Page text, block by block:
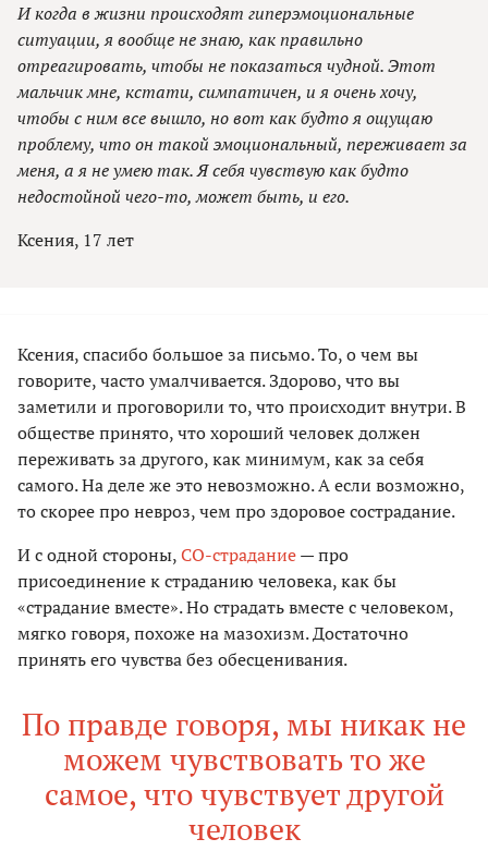
И когда в жизни происходят гиперэмоциональные
ситуации, я вообще не знаю, как правильно
отреагировать, чтобы не показаться чудной. Этот
мальчик мне, кстати, симпатичен, и я очень хочу,
чтобы с ним все вышло, но вот как будто я ощущаю
проблему, что он такой эмоциональный, переживает за
меня, а я не умею так. Я себя чувствую как будто
недостойной чего-то, может быть, и его.
Ксения, 17 лет
Ксения, спасибо большое за письмо. То, о чем вы
говорите, часто умалчивается. Здорово, что вы
заметили и проговорили то, что происходит внутри. В
обществе принято, что хороший человек должен
переживать за другого, как минимум, как за себя
самого. На деле же это невозможно. А если возможно,
то скорее про невроз, чем про здоровое сострадание.
И с одной стороны,СО-страдание— про
присоединение к страданию человека, как бы
«страдание вместе». Но страдать вместе с человеком,
мягко говоря, похоже на мазохизм. Достаточно
принять его чувства без обесценивания.
По правде говоря, мы никак не
можем чувствовать то же
самое, что чувствует другой
человек